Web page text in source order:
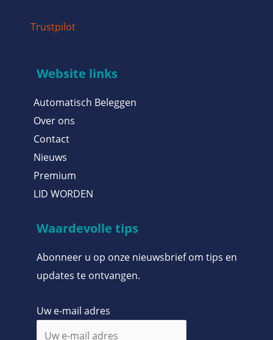
Trustpilot
Website links
Automatisch Beleggen
Over ons
Contact
Nieuws
Premium
LID WORDEN
Waardevolle tips
Abonneer u op onze nieuwsbrief om tips en
updates te ontvangen.
Uw e-mail adres